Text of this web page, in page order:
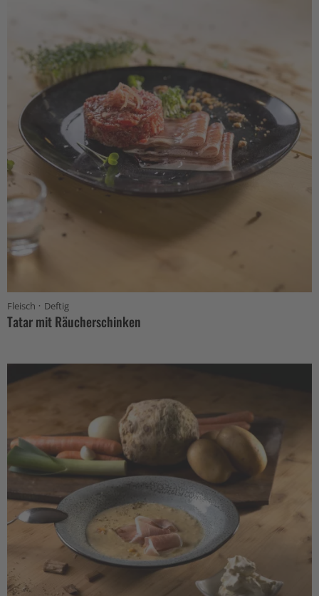
Fleisch · Deftig
Tatar mit Räucherschinken